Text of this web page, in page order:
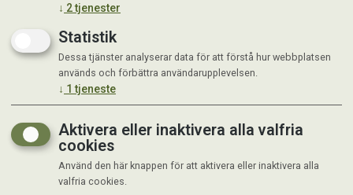
↓ 2tjenester
Statistik
Dessa tjänster analyserar data för att förstå hur webbplatsen
används och förbättra användarupplevelsen.
↓ 1 tjeneste
Aktivera eller inaktivera alla valfria
cookies
Använd den här knappen för att aktivera eller inaktivera alla
valfria cookies.